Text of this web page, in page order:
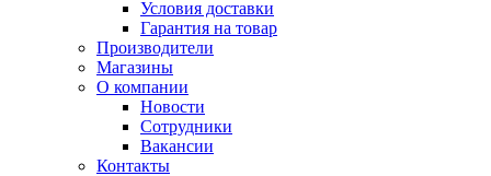
Условия доставки
Гарантия на товар
Производители
Магазины
О компании
Новости
Сотрудники
Вакансии
Контакты